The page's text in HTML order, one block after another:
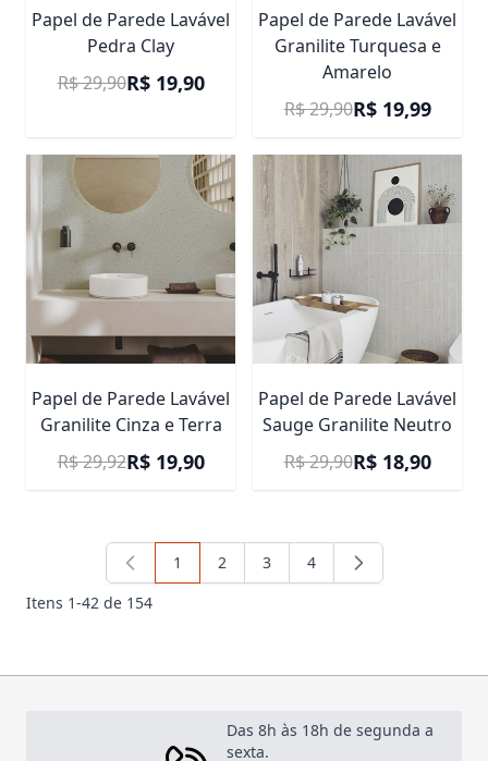
Papel de Parede Lavável
Pedra Clay
Preço Promocional
R$ 19,90
R$ 29,90
Papel de Parede Lavável
Granilite Turquesa e
Amarelo
Preço Promocional
R$ 19,99
R$ 29,90
Papel de Parede Lavável
Granilite Cinza e Terra
Preço Promocional
R$ 19,90
R$ 29,92
Papel de Parede Lavável
Sauge Granilite Neutro
Preço Promocional
R$ 18,90
R$ 29,90
Itens 1-42 de 154
Você está lendo a página
1 Pagina
2 Pagina
3 Pagina
4
Das 8h às 18h de segunda a
sexta.